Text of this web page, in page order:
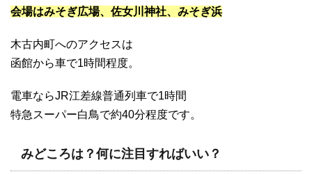
会場はみそぎ広場、佐女川神社、みそぎ浜
木古内町へのアクセスは
函館から車で1時間程度。
電車ならJR江差線普通列車で1時間
特急スーパー白鳥で約40分程度です。
みどころは？何に注目すればいい？